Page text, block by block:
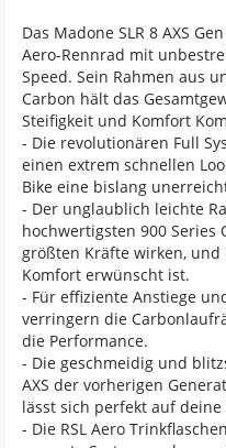
Das Madone SLR 8 AXS
Aero-Rennrad mit
Speed. Sein Rahmen aus
Carbon hält das
Steifigkeit und Komfort
- Die revolutionären Full
einen extrem schnellen
Bike eine bislang
- Der unglaublich leichte
hochwertigsten 900 Series
größten Kräfte wirken,
Komfort erwünscht ist.
- Für effiziente Anstiege
verringern die
die Performance.
- Die geschmeidig und
AXS der vorherigen
lässt sich perfekt auf
- Die RSL Aero